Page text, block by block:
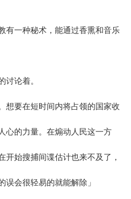
一种秘术，能通过香熏和音乐
论着。
要在短时间内将占领的国家收
心的力量。在煽动人民这一方
开始搜捕间谍估计也来不及了，
误会很轻易的就能解除」